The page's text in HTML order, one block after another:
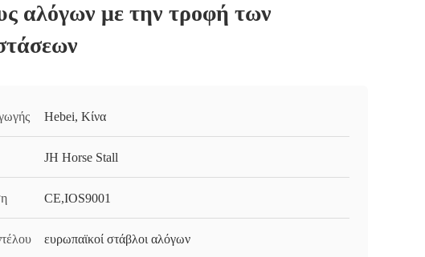
αλόγων με την τροφή των
Hebei, Κίνα
JH Horse Stall
CE,IOS9001
ευρωπαϊκοί στάβλοι αλόγων